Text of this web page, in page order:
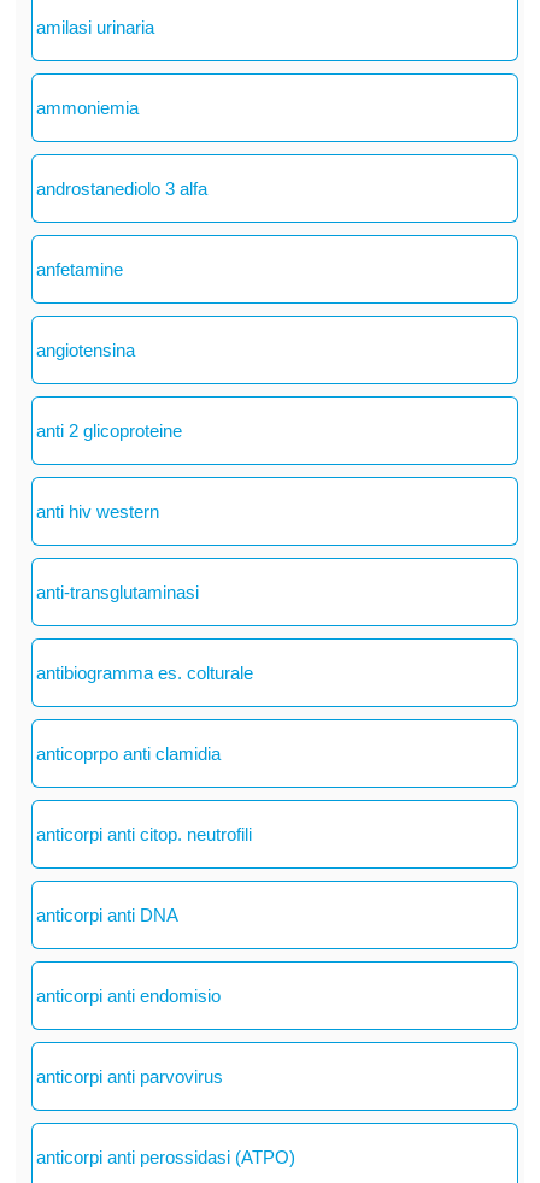
amilasi urinaria
ammoniemia
androstanediolo 3 alfa
anfetamine
angiotensina
anti 2 glicoproteine
anti hiv western
anti-transglutaminasi
antibiogramma es. colturale
anticoprpo anti clamidia
anticorpi anti citop. neutrofili
anticorpi anti DNA
anticorpi anti endomisio
anticorpi anti parvovirus
anticorpi anti perossidasi (ATPO)